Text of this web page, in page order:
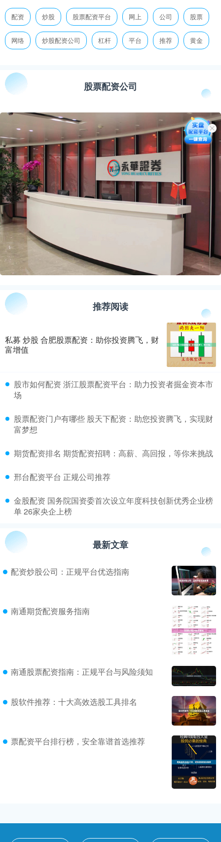
配资 炒股 股票配资平台 网上 公司 股票
网络 炒股配资公司 杠杆 平台 推荐 黄金
股票配资公司
推荐阅读
私募 炒股 合肥股票配资：助你投资腾飞，财
富增值
​股市如何配资 浙江股票配资平台：助力投资者掘金资本市
场
​股票配资门户有哪些 股天下配资：助您投资腾飞，实现财
富梦想
​期货配资排名 期货配资招聘：高薪、高回报，等你来挑战
​邢台配资平台 正规公司推荐
​金股配资 国务院国资委首次设立年度科技创新优秀企业榜
单 26家央企上榜
最新文章
配资炒股公司：正规平台优选指南
南通期货配资服务指南
南通股票配资指南：正规平台与风险须知
股软件推荐：十大高效选股工具排名
票配资平台排行榜，安全靠谱首选推荐